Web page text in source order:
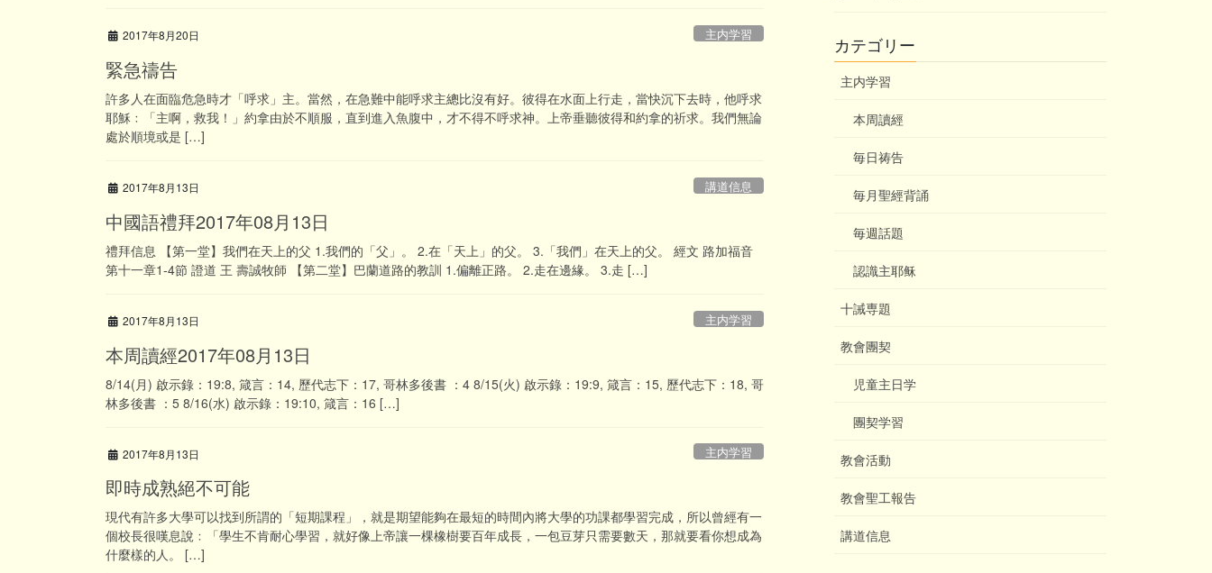
2017年8月20日 主内学習
緊急禱告
許多人在面臨危急時才「呼求」主。當然，在急難中能呼求主總比沒有好。彼得在水面上行走，當快沉下去時，他呼求
耶穌﹕「主啊，救我！」約拿由於不順服，直到進入魚腹中，才不得不呼求神。上帝垂聽彼得和約拿的祈求。我們無論
處於順境或是 […]
2017年8月13日 講道信息
中國語禮拜2017年08月13日
禮拜信息 【第一堂】我們在天上的父 1.我們的「父」。 2.在「天上」的父。 3.「我們」在天上的父。 經文 路加福音
第十一章1-4節 證道 王 壽誠牧師 【第二堂】巴蘭道路的教訓 1.偏離正路。 2.走在邊緣。 3.走 […]
2017年8月13日 主内学習
本周讀經2017年08月13日
8/14(月) 啟示錄：19:8, 箴言：14, 歷代志下：17, 哥林多後書 ：4 8/15(火) 啟示錄：19:9, 箴言：15, 歷代志下：18, 哥
林多後書 ：5 8/16(水) 啟示錄：19:10, 箴言：16 […]
2017年8月13日 主内学習
即時成熟絕不可能
現代有許多大學可以找到所謂的「短期課程」，就是期望能夠在最短的時間內將大學的功課都學習完成，所以曾經有一
個校長很嘆息說﹕「學生不肯耐心學習，就好像上帝讓一棵橡樹要百年成長，一包豆芽只需要數天，那就要看你想成為
什麼樣的人。 […]
カテゴリー
主内学習
本周讀經
毎日祷告
毎月聖經背誦
毎週話題
認識主耶稣
十誡専題
教會團契
児童主日学
團契学習
教會活動
教會聖工報告
講道信息